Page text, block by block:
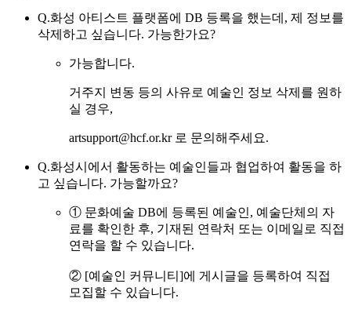
Q.화성 아티스트 플랫폼에 DB 등록을 했는데, 제 정보를
삭제하고 싶습니다. 가능한가요?
가능합니다.
거주지 변동 등의 사유로 예술인 정보 삭제를 원하
실 경우,
artsupport@hcf.or.kr 로 문의해주세요.
Q.화성시에서 활동하는 예술인들과 협업하여 활동을 하
고 싶습니다. 가능할까요?
① 문화예술 DB에 등록된 예술인, 예술단체의 자
료를 확인한 후, 기재된 연락처 또는 이메일로 직접
연락을 할 수 있습니다.
② [예술인 커뮤니티]에 게시글을 등록하여 직접
모집할 수 있습니다.